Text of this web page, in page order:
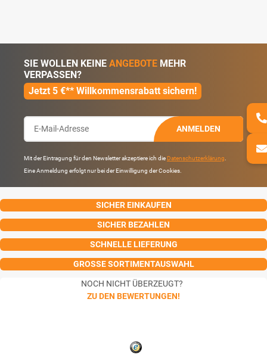
SIE WOLLEN KEINE ANGEBOTE MEHR
VERPASSEN?
Jetzt 5 €** Willkommensrabatt sichern!
ANMELDEN
Mit der Eintragung für den Newsletter akzeptiere ich die Datenschutzerklärung
Eine Anmeldung erfolgt nur bei der Einwilligung der Cookies.
SICHER EINKAUFEN
SICHER BEZAHLEN
SCHNELLE LIEFERUNG
GROSSE SORTIMENTAUSWAHL
NOCH NICHT ÜBERZEUGT?
ZU DEN BEWERTUNGEN!